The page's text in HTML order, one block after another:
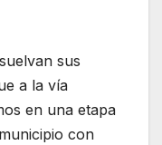
sus
a la vía
en una etapa
con